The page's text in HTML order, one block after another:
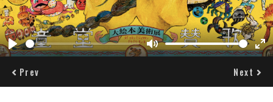
Play Mute
Prev Next